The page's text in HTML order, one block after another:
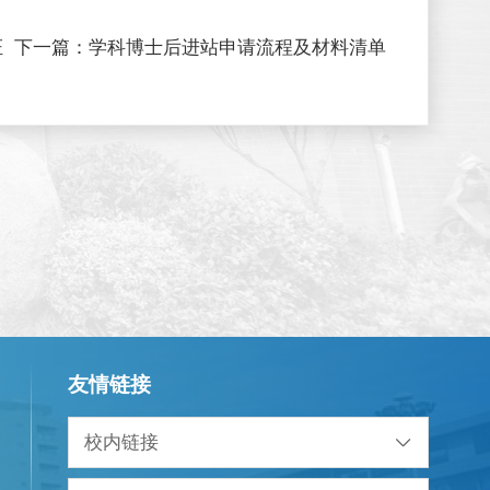
下一篇：学科博士后进站申请流程及材料清单
友情链接
校内链接